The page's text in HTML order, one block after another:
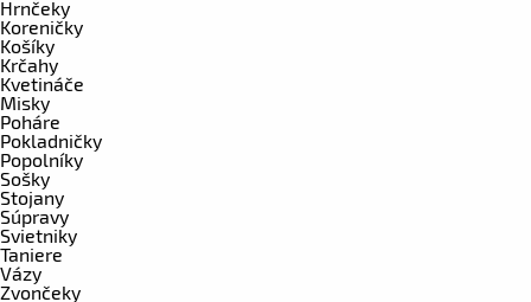
Hrnčeky
Koreničky
Košíky
Krčahy
Kvetináče
Misky
Poháre
Pokladničky
Popolníky
Sošky
Stojany
Súpravy
Svietniky
Taniere
Vázy
Zvončeky